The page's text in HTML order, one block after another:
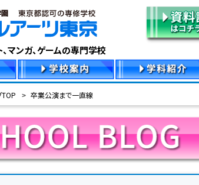
、マンガ、ゲームの専門学校
TOP 卒業公演まで一直線